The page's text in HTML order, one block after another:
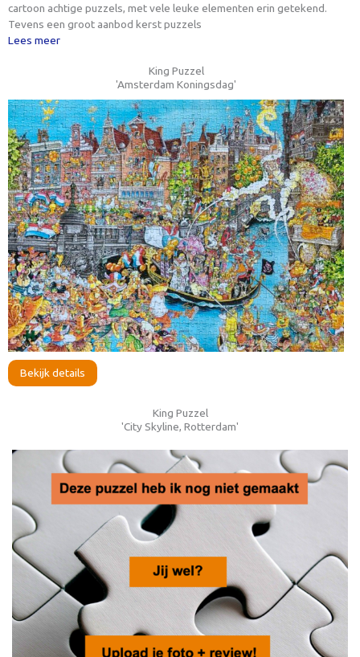
cartoon achtige puzzels, met vele leuke elementen erin getekend.
Tevens een groot aanbod kerst puzzels
Lees meer
King Puzzel
'Amsterdam Koningsdag'
Bekijk details
King Puzzel
'City Skyline, Rotterdam'